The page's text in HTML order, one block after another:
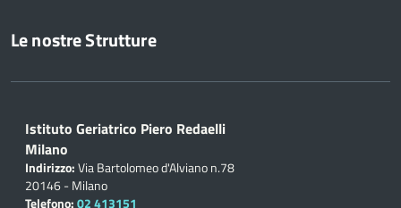
Le nostre Strutture
Istituto Geriatrico Piero Redaelli
Milano
Indirizzo:Via Bartolomeo d'Alviano n.78
20146 - Milano
Telefono:02 413151